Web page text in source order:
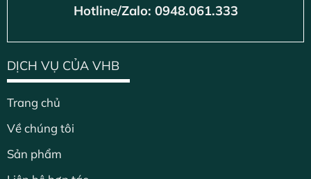
Hotline/Zalo: 0948.061.333
DỊCH VỤ CỦA VHB
Trang chủ
Về chúng tôi
Sản phẩm